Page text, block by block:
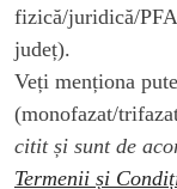
fizică/juridică/
județ).
Veți menționa
(monofazat/
citit și sunt de
Termenii și